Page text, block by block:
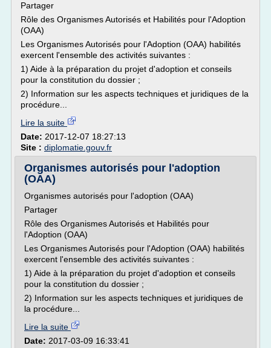
Partager
Rôle des Organismes Autorisés et Habilités pour l'Adoption
(OAA)
Les Organismes Autorisés pour l'Adoption (OAA) habilités
exercent l'ensemble des activités suivantes :
1) Aide à la préparation du projet d'adoption et conseils
pour la constitution du dossier ;
2) Information sur les aspects techniques et juridiques de la
procédure...
Lire la suite
Date: 2017-12-07 18:27:13
Site : diplomatie.gouv.fr
Organismes autorisés pour l'adoption
(OAA)
Organismes autorisés pour l'adoption (OAA)
Partager
Rôle des Organismes Autorisés et Habilités pour
l'Adoption (OAA)
Les Organismes Autorisés pour l'Adoption (OAA) habilités
exercent l'ensemble des activités suivantes :
1) Aide à la préparation du projet d'adoption et conseils
pour la constitution du dossier ;
2) Information sur les aspects techniques et juridiques de
la procédure...
Lire la suite
Date: 2017-03-09 16:33:41